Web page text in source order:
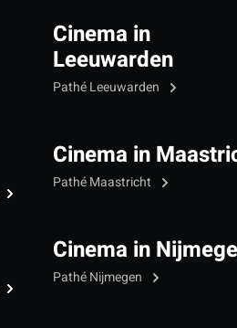
Cinema in
Leeuwarden
Pathé Leeuwarden
Cinema in
Pathé Maastricht
Cinema in
Pathé Nijmegen